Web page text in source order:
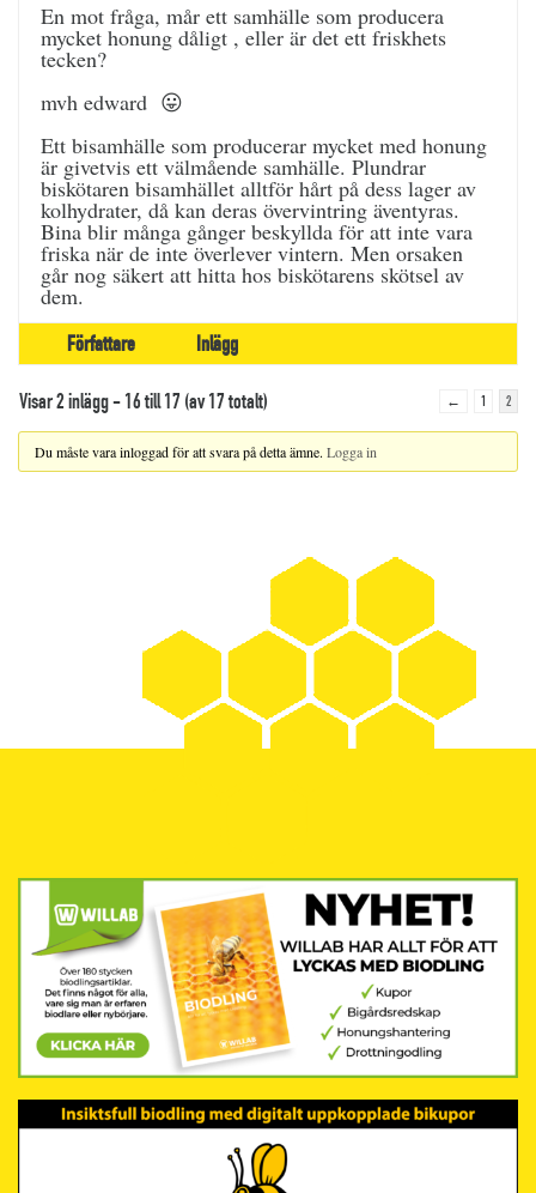
En mot fråga, mår ett samhälle som producera
mycket honung dåligt , eller är det ett friskhets
tecken?
mvh edward 😛
Ett bisamhälle som producerar mycket med honung
är givetvis ett välmående samhälle. Plundrar
biskötaren bisamhället alltför hårt på dess lager av
kolhydrater, då kan deras övervintring äventyras.
Bina blir många gånger beskyllda för att inte vara
friska när de inte överlever vintern. Men orsaken
går nog säkert att hitta hos biskötarens skötsel av
dem.
Författare Inlägg
Visar 2 inlägg - 16 till 17 (av 17 totalt) ← 1 2
Du måste vara inloggad för att svara på detta ämne. Logga in